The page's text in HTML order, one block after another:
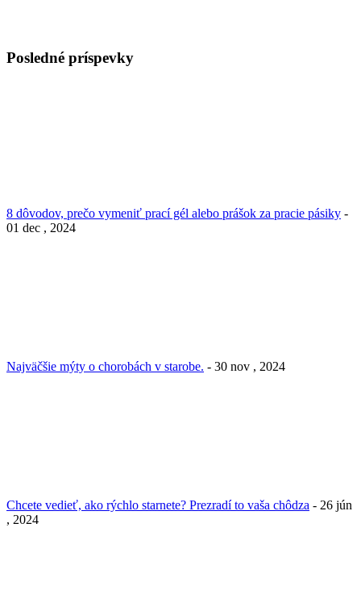
Posledné príspevky
8 dôvodov, prečo vymeniť prací gél alebo prášok za pracie pásiky -
01 dec , 2024
Najväčšie mýty o chorobách v starobe. - 30 nov , 2024
Chcete vedieť, ako rýchlo starnete? Prezradí to vaša chôdza - 26 jún
, 2024